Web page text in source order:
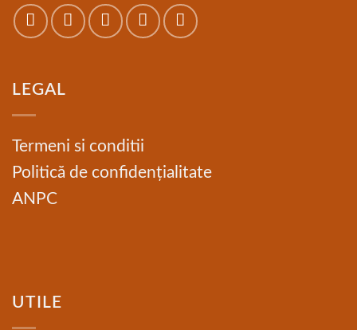
LEGAL
Termeni si conditii
Politică de confidențialitate
ANPC
UTILE